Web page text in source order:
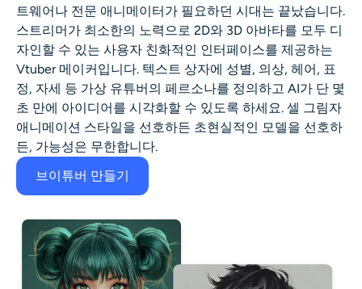
트웨어나 전문 애니메이터가 필요하던 시대는 끝났습니다.
스트리머가 최소한의 노력으로 2D와 3D 아바타를 모두 디
자인할 수 있는 사용자 친화적인 인터페이스를 제공하는
Vtuber 메이커입니다. 텍스트 상자에 성별, 의상, 헤어, 표
정, 자세 등 가상 유튜버의 페르소나를 정의하고 AI가 단 몇
초 만에 아이디어를 시각화할 수 있도록 하세요. 셀 그림자
애니메이션 스타일을 선호하든 초현실적인 모델을 선호하
든, 가능성은 무한합니다.
브이튜버 만들기